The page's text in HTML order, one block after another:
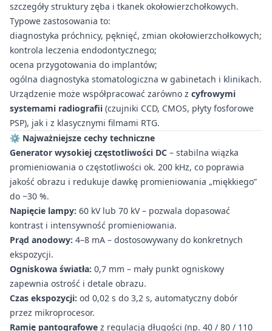
szczegóły struktury zęba i tkanek okołowierzchołkowych.
Typowe zastosowania to:
diagnostyka próchnicy, pęknięć, zmian okołowierzchołkowych;
kontrola leczenia endodontycznego;
ocena przygotowania do implantów;
ogólna diagnostyka stomatologiczna w gabinetach i klinikach.
Urządzenie może współpracować zarówno z cyfrowymi
systemami radiografii (czujniki CCD, CMOS, płyty fosforowe
PSP), jak i z klasycznymi filmami RTG.
⚙️ Najważniejsze cechy techniczne
Generator wysokiej częstotliwości DC – stabilna wiązka
promieniowania o częstotliwości ok. 200 kHz, co poprawia
jakość obrazu i redukuje dawkę promieniowania „miękkiego”
do ~30 %.
Napięcie lampy: 60 kV lub 70 kV – pozwala dopasować
kontrast i intensywność promieniowania.
Prąd anodowy: 4–8 mA – dostosowywany do konkretnych
ekspozycji.
Ogniskowa światła: 0,7 mm – mały punkt ogniskowy
zapewnia ostrość i detale obrazu.
Czas ekspozycji: od 0,02 s do 3,2 s, automatyczny dobór
przez mikroprocesor.
Ramię pantografowe z regulacją długości (np. 40 / 80 / 110